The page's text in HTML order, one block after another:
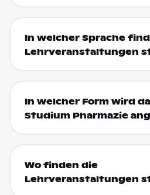
In welcher Sprache
Lehrveranstaltungen
In welcher Form wird
Studium Pharmazie
Wo finden die
Lehrveranstaltungen